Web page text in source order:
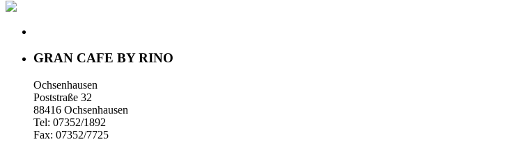
GRAN CAFE BY RINO
Ochsenhausen
Poststraße 32
88416 Ochsenhausen
Tel: 07352/1892
Fax: 07352/7725